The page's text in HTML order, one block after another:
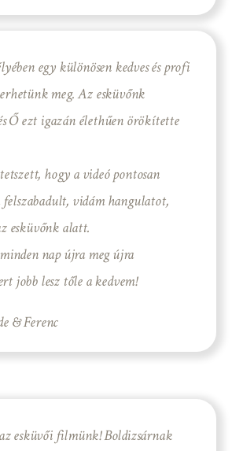
egy különösen kedves és profi
meg. Az esküvőnk
Ő ezt igazán élethűen örökítette
hogy a videó pontosan
felszabadult, vidám hangulatot,
esküvőnk alatt.
nap újra meg újra
jobb lesz tőle a kedvem!
& Ferenc
esküvői filmünk! Boldizsárnak